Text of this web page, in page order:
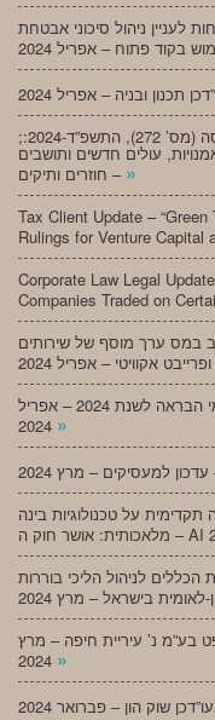
לעניין ניהול סיכוני אבטחת
;מעו”דכן מיסים – חוק לתיקון פקודת מס הכנסה (מס’ 272), התשפ”ד-2024:
עולים חדשים ותושבים
חוזרים ותיקים – »
Tax Client Update –
Rulings for Venture Capital
Corporate Law Legal
Companies Traded on
במס ערך מוסף של שירותים
מעו”דכן יחסי עבודה – הקפאה והפחתה של דמי הבראה לשנת 2024 – אפריל
»
תקדימית על טכנולוגיות בינה
לניהול הליכי בוררות
בע”מ נ’ עיריית חיפה – מרץ
»